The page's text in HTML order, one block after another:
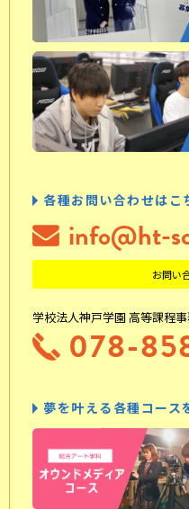
各種お問い合わせはこ
info@ht-
お問い
学校法人神戸学園 高等課程
078-
夢を叶える各種コース